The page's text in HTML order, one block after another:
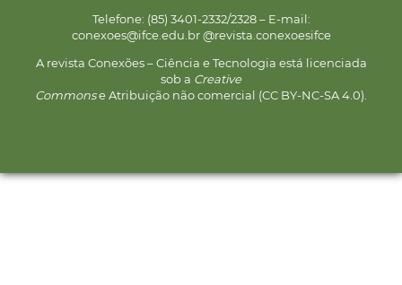
Telefone: (85) 3401-2332/2328 – E-mail:
conexoes@ifce.edu.br @revista.conexoesifce
A revista Conexões – Ciência e Tecnologia está licenciada
sob a Creative
Commonse Atribuição não comercial (CC BY-NC-SA 4.0).